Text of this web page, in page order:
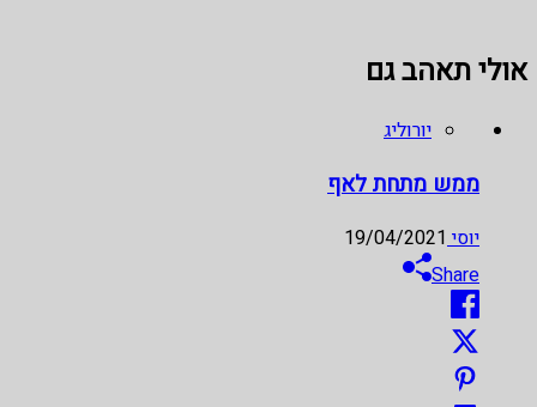
אולי תאהב גם
יורוליג
ממש מתחת לאף
יוסי 19/04/2021
Share